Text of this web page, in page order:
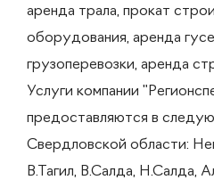
аренда трала, прокат
оборудования, аренда
грузоперевозки, аренда
Услуги компании
предоставляются в
Свердловской области:
В.Тагил, В.Салда, Н.Салда,